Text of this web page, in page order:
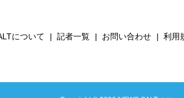
について 記者一覧 お問い合わせ 利用